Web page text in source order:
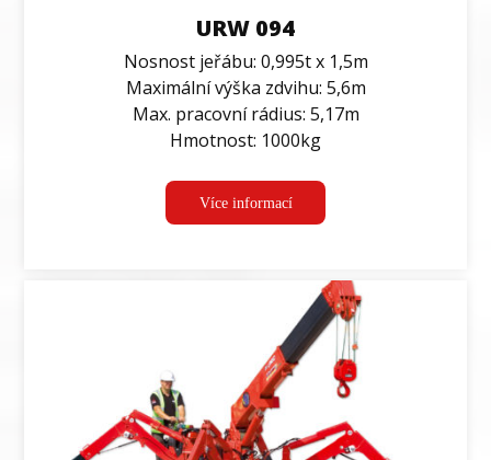
URW 094
Nosnost jeřábu: 0,995t x 1,5m
Maximální výška zdvihu: 5,6m
Max. pracovní rádius: 5,17m
Hmotnost: 1000kg
Více informací